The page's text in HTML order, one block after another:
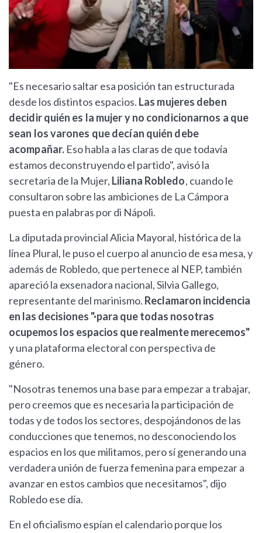
"Es necesario saltar esa posición tan estructurada
desde los distintos espacios. Las mujeres deben
decidir quién es la mujer y no condicionarnos a que
sean los varones que decían quién debe
acompañar. Eso habla a las claras de que todavía
estamos deconstruyendo el partido", avisó la
secretaria de la Mujer, Liliana Robledo, cuando le
consultaron sobre las ambiciones de La Cámpora
puesta en palabras por di Nápoli.
La diputada provincial Alicia Mayoral, histórica de la
línea Plural, le puso el cuerpo al anuncio de esa mesa, y
además de Robledo, que pertenece al NEP, también
apareció la exsenadora nacional, Silvia Gallego,
representante del marinismo. Reclamaron incidencia
en las decisiones "·para que todas nosotras
ocupemos los espacios que realmente merecemos"
y una plataforma electoral con perspectiva de
género.
"Nosotras tenemos una base para empezar a trabajar,
pero creemos que es necesaria la participación de
todas y de todos los sectores, despojándonos de las
conducciones que tenemos, no desconociendo los
espacios en los que militamos, pero sí generando una
verdadera unión de fuerza femenina para empezar a
avanzar en estos cambios que necesitamos", dijo
Robledo ese día.
En el oficialismo espían el calendario porque los